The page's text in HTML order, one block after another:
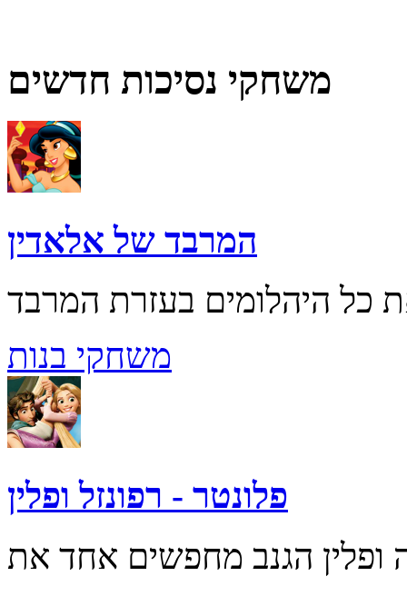
משחקי נסיכות חדשים
המרבד של אלאדין
משחקי בנות
פלונטר - רפונזל ופלין